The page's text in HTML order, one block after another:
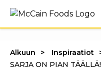
Alkuun Inspiraatiot
SARJA ON PIAN TÄÄLLÄ!